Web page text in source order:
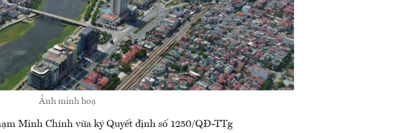
Ảnh minh hoạ
Minh Chính vừa ký Quyết định số 1250/QĐ-TTg